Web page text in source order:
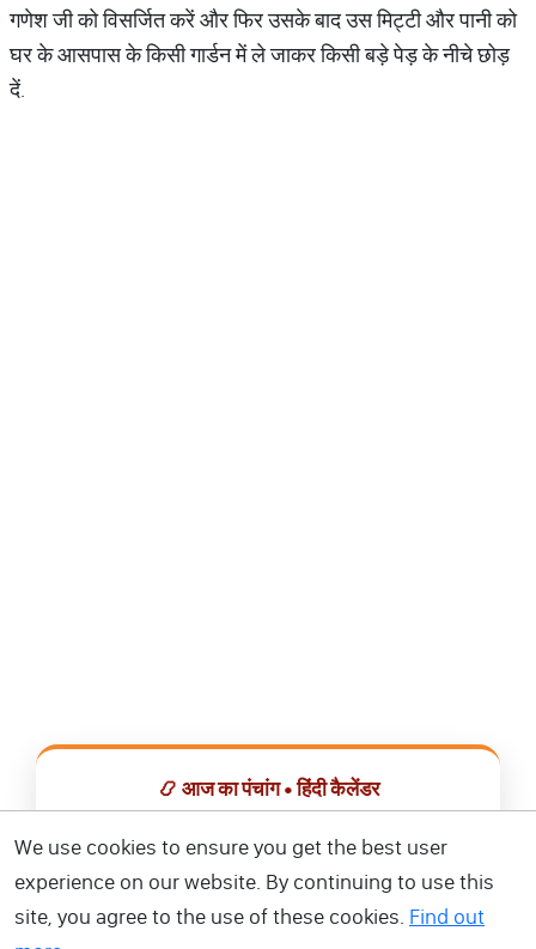
गणेश जी को विसर्जित करें और फिर उसके बाद उस मिट्टी और पानी को
घर के आसपास के किसी गार्डन में ले जाकर किसी बड़े पेड़ के नीचे छोड़
दें.
📿 आज का पंचांग • हिंदी कैलेंडर
📅 हिंदी कैलेंडर ऐप डाउनलोड करें
We use cookies to ensure you get the best user
experience on our website. By continuing to use this
site, you agree to the use of these cookies. Find out